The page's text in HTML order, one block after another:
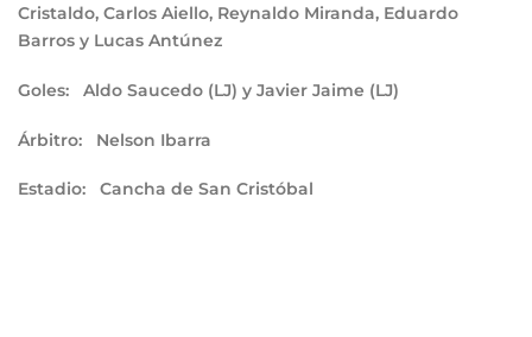
Cristaldo, Carlos Aiello, Reynaldo Miranda, Eduardo
Barros y Lucas Antúnez
Goles: Aldo Saucedo (LJ) y Javier Jaime (LJ)
Árbitro: Nelson Ibarra
Estadio: Cancha de San Cristóbal